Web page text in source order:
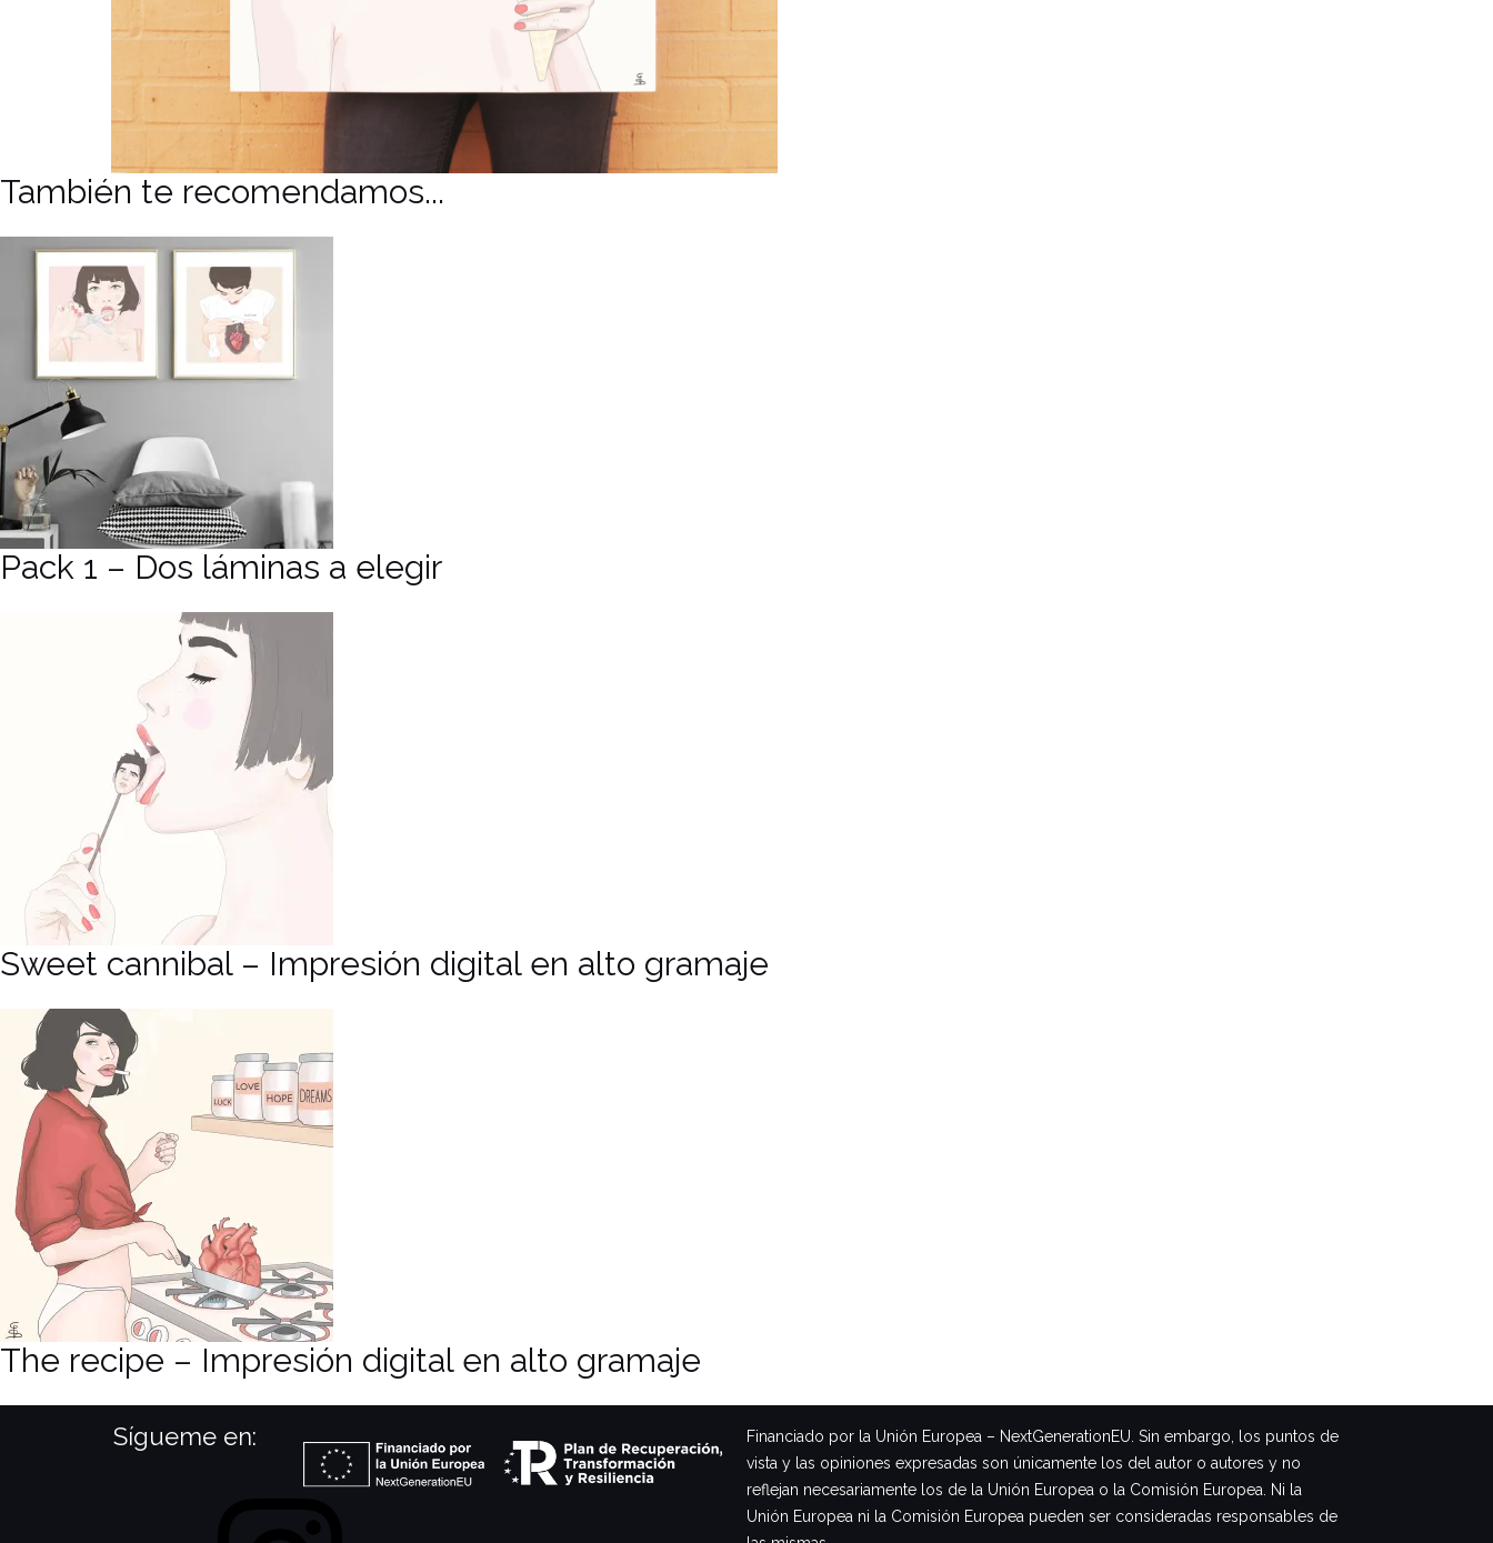
También te recomendamos...
Pack 1 – Dos láminas a elegir
Sweet cannibal – Impresión digital en alto gramaje
The recipe – Impresión digital en alto gramaje
Sígueme en:
Financiado por la Unión Europea – NextGenerationEU. Sin embargo, los puntos de
vista y las opiniones expresadas son únicamente los del autor o autores y no
reflejan necesariamente los de la Unión Europea o la Comisión Europea. Ni la
Unión Europea ni la Comisión Europea pueden ser consideradas responsables de